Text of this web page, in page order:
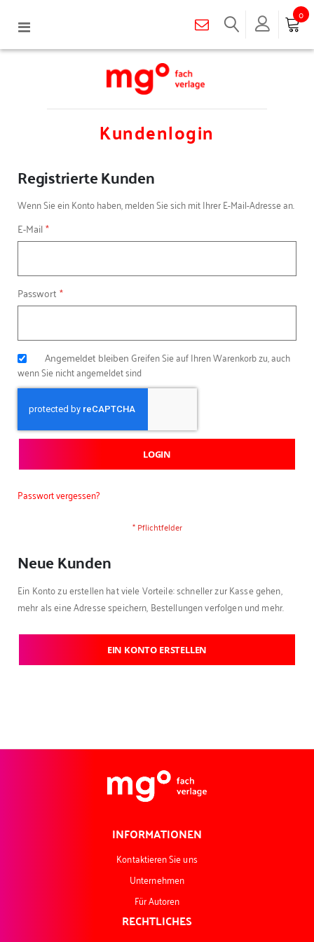
Navigation
0
Kundenlogin
Registrierte Kunden
Wenn Sie ein Konto haben, melden Sie sich mit Ihrer E-Mail-Adresse an.
E-Mail
Passwort
Angemeldet bleiben Greifen Sie auf Ihren Warenkorb zu, auch
wenn Sie nicht angemeldet sind
LOGIN
Passwort vergessen?
Neue Kunden
Ein Konto zu erstellen hat viele Vorteile: schneller zur Kasse gehen,
mehr als eine Adresse speichern, Bestellungen verfolgen und mehr.
EIN KONTO ERSTELLEN
INFORMATIONEN
Kontaktieren Sie uns
Unternehmen
Für Autoren
RECHTLICHES